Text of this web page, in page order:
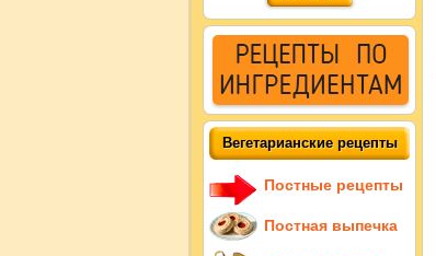
Вегетарианские рецепты
Постные рецепты
Постная выпечка